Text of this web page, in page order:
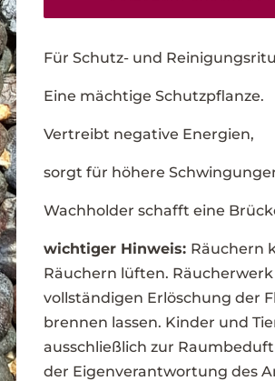
Für Schutz- und
Eine mächtige Schutzpflanze.
Vertreibt negative Energien,
sorgt für höhere
Wachholder schafft eine
wichtiger Hinweis: Räuchern
Räuchern lüften.
vollständigen Erlöschung der
brennen lassen. Kinder und
ausschließlich zur
der Eigenverantwortung des